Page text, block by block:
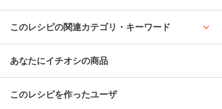
このレシピの関連カテゴリ・キーワード keyboard_arrow_up
あなたにイチオシの商品
このレシピを作ったユーザ